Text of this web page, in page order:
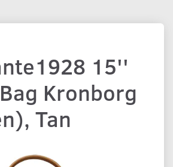
15''
Kronborg
Tan